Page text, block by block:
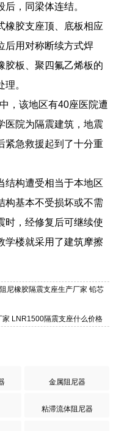
，同梁体连结。
橡胶支座顶、底板相应
后用对称断续方式焊
胶板、聚四氟乙烯板的
。
，该地区有40座医院遭
医院为隔震建筑，地震
紧急救援起到了十分重
结构遭受相当于本地区
构基本不受损坏或不需
时，经修复后可继续使
学楼就采用了建筑摩擦
尼橡胶隔震支座生产厂家 铅芯
LNR1500隔震支座什么价格
金属阻尼器
粘滞流体阻尼器